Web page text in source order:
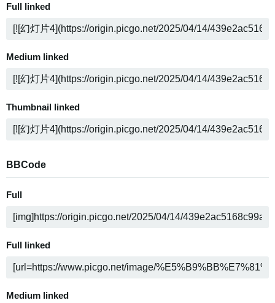
Full linked
Medium linked
Thumbnail linked
BBCode
Full
Full linked
Medium linked